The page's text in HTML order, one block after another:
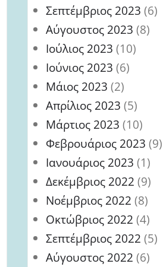
Σεπτέμβριος 2023 (6)
Αύγουστος 2023 (8)
Ιούλιος 2023 (10)
Ιούνιος 2023 (6)
Μάιος 2023 (2)
Απρίλιος 2023 (5)
Μάρτιος 2023 (10)
Φεβρουάριος 2023 (9)
Ιανουάριος 2023 (1)
Δεκέμβριος 2022 (9)
Νοέμβριος 2022 (8)
Οκτώβριος 2022 (4)
Σεπτέμβριος 2022 (5)
Αύγουστος 2022 (6)